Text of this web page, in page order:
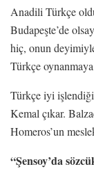
Anadili Türkçe
Budapeşte’de
hiç, onun
Türkçe
Türkçe iyi
Kemal çıkar.
Homeros’un
“Şensoy’da